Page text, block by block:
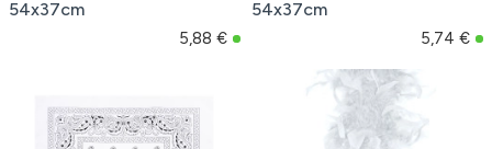
54x37cm
5,88 €
54x37cm
5,74 €